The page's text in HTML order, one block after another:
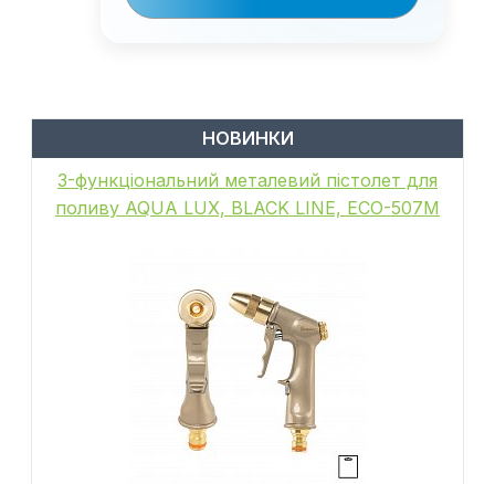
НОВИНКИ
6-функціональний пістолет для поливу,
металевий, WHITE LINE, GALAXY, WL-